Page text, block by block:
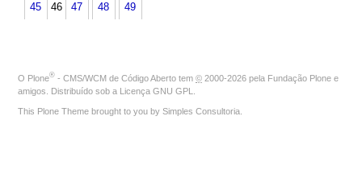
45 46 47 48 49
O Plone® - CMS/WCM de Código Aberto tem © 2000-2026 pela Fundação Plone e
amigos. Distribuído sob a Licença GNU GPL
This Plone Theme brought to you by Simples Consultoria